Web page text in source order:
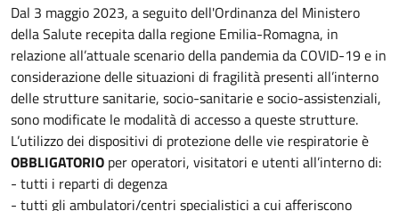
Dal 3 maggio 2023, a seguito dell'Ordinanza del Ministero
della Salute recepita dalla regione Emilia-Romagna, in
relazione all’attuale scenario della pandemia da COVID-19 e in
considerazione delle situazioni di fragilità presenti all’interno
delle strutture sanitarie, socio-sanitarie e socio-assistenziali,
sono modificate le modalità di accesso a queste strutture.
L’utilizzo dei dispositivi di protezione delle vie respiratorie è
OBBLIGATORIO per operatori, visitatori e utenti all’interno di:
- tutti i reparti di degenza
- tutti gli ambulatori/centri specialistici a cui afferiscono